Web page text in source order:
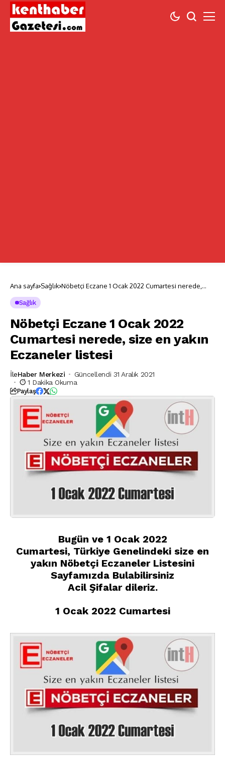
Ana sayfa Sağlık Nöbetçi Eczane 1 Ocak 2022 Cumartesi nerede,
Sağlık
Nöbetçi Eczane 1 Ocak 2022
Cumartesi nerede, size en yakın
Eczaneler listesi
İleHaber Merkezi
Güncellendi 31 Aralık 2021
1 Dakika Okuma
Paylaş
Bugün ve 1 Ocak 2022
Cumartesi, Türkiye Genelindeki size en
yakın Nöbetçi Eczaneler Listesini
Sayfamızda Bulabilirsiniz
Acil Şifalar dileriz.
1 Ocak 2022 Cumartesi